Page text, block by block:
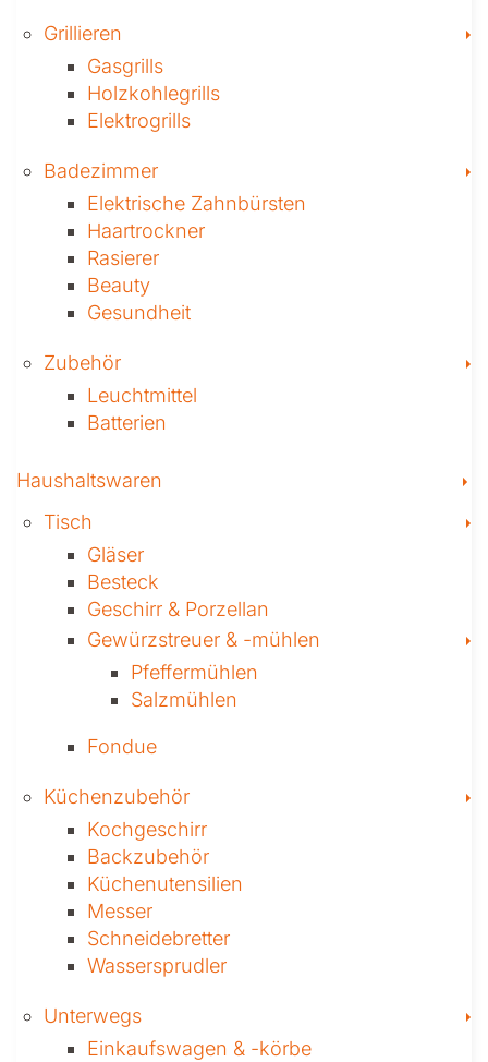
Grillieren
Gasgrills
Holzkohlegrills
Elektrogrills
Badezimmer
Elektrische Zahnbürsten
Haartrockner
Rasierer
Beauty
Gesundheit
Zubehör
Leuchtmittel
Batterien
Haushaltswaren
Tisch
Gläser
Besteck
Geschirr & Porzellan
Gewürzstreuer­ & -mühlen
Pfeffermühlen
Salzmühlen
Fondue
Küchenzubehör
Kochgeschirr
Backzubehör
Küchenutensilien
Messer
Schneidebretter
Wassersprudler
Unterwegs
Einkaufswagen & ­-körbe